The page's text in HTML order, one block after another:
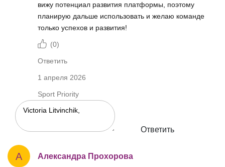
вижу потенциал развития платформы, поэтому
планирую дальше использовать и желаю команде
только успехов и развития!
(0)
Ответить
1 апреля 2026
Sport Priority
Ответить
А Александра Прохорова